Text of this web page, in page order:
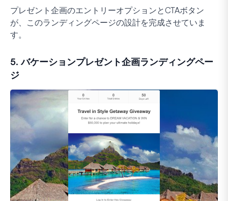
プレゼント企画のエントリーオプションとCTAボタン
が、このランディングページの設計を完成させていま
す。
5. バケーションプレゼント企画ランディングペー
ジ